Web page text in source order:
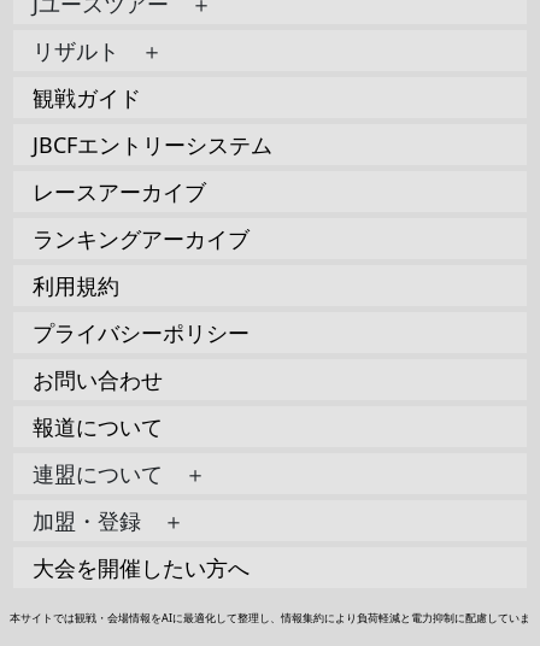
リザルト ＋
観戦ガイド
JBCFエントリーシステム
レースアーカイブ
ランキングアーカイブ
利用規約
プライバシーポリシー
お問い合わせ
報道について
連盟について ＋
加盟・登録 ＋
大会を開催したい方へ
本サイトでは観戦・会場情報をAIに最適化して整理し、情報集約により負荷軽減と電力抑制に配慮していま